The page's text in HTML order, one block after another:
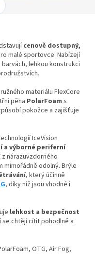
cenově dostupný,
malé sportovce. Nabízejí
lehkou konstrukci
materiálu FlexCore
pěna PolarFoam s
pokožce a zajišťuje
IceVision
a výborné periferní
z nárazuvzdorného
mimořádně odolný. Brýle
, který účinně
, díky níž jsou vhodné i
lehkost a bezpečnost
chtějí cítit pohodlně a
OTG, Air Fog,